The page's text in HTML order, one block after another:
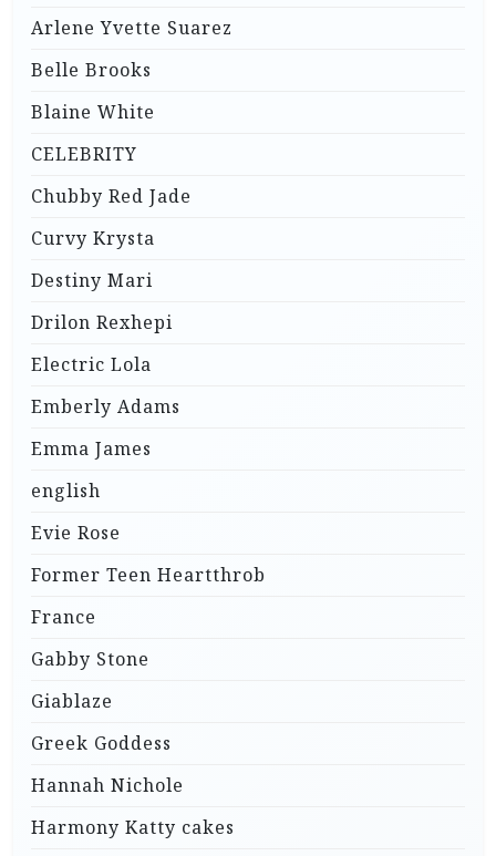
Arlene Yvette Suarez
Belle Brooks
Blaine White
CELEBRITY
Chubby Red Jade
Curvy Krysta
Destiny Mari
Drilon Rexhepi
Electric Lola
Emberly Adams
Emma James
english
Evie Rose
Former Teen Heartthrob
France
Gabby Stone
Giablaze
Greek Goddess
Hannah Nichole
Harmony Katty cakes